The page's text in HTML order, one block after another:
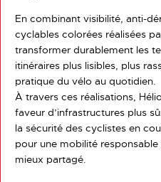
En combinant visibilité, anti-
cyclables colorées réalisées
transformer durablement les
itinéraires plus lisibles, plus
pratique du vélo au quotidien.
À travers ces réalisations,
faveur d’infrastructures plus
la sécurité des cyclistes en
pour une mobilité
mieux partagé.